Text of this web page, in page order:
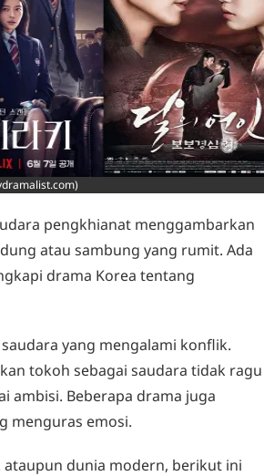
pengkhianat menggambarkan
atau sambung yang rumit. Ada
drama Korea tentang
yang mengalami konflik.
tokoh sebagai saudara tidak ragu
ambisi. Beberapa drama juga
menguras emosi.
dunia modern, berikut ini